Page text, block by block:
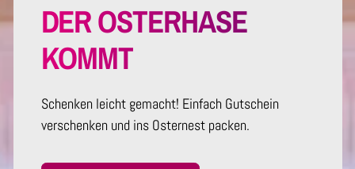
DER OSTERHASE
KOMMT
Schenken leicht gemacht! Einfach Gutschein
verschenken und ins Osternest packen.